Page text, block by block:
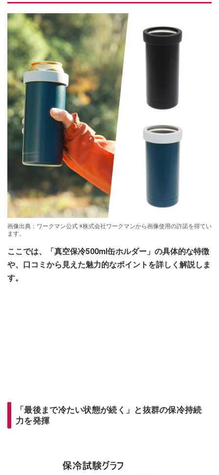
画像出典：ワークマン公式 ※株式会社ワークマンから画像使用の許諾を得てい
ます。
ここでは、「真空保冷500ml缶ホルダー」の具体的な特徴
や、口コミから見えた魅力的なポイントを詳しく解説しま
す。
「最後まで冷たい状態が続く」と抜群の保冷持続
力を発揮